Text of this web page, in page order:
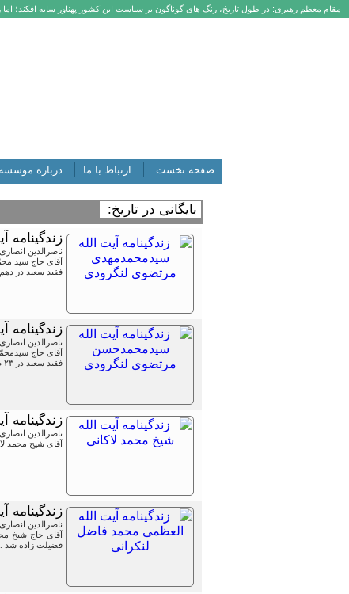
مقام معظم رهبری: در طول تاریخ، رنگ های گوناگون بر سیاست این کشور پهناور سایه افکند؛ اما
صفحه نخست ارتباط با ما درباره موسسه
بایگانی در تاریخ:
ناصرالدین
آقای حاج سید
فقید سعید در دهم ذی الحجه ۱۳۵۲ ق ، در نجف اشرف
ناصرالدین
آقای حاج
فقید سعید در ۲۳ صفر ۱۳۵۰ ق ( ۱۳۱۰ ش ) ، در نجف اشرف ، در بیت علم و فضیلت زاده شد.
زندگینامه
ناصرالدین
آقای شیخ محمد لاکانی
ناصرالدین
فضیلت زاده شد .